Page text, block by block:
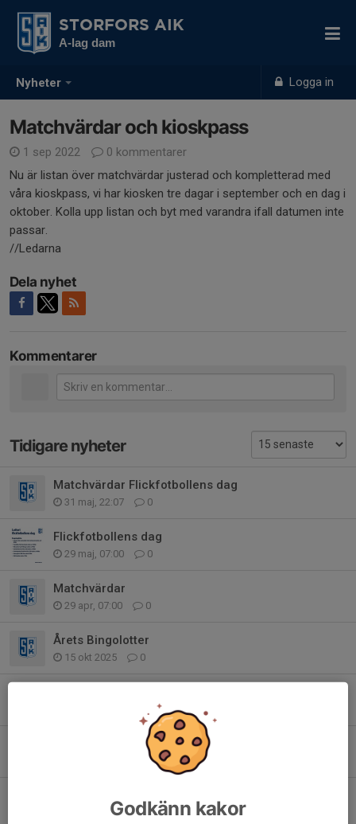
Nyheter Logga in
STORFORS AIK
A-lag dam
Matchvärdar och kioskpass
1 sep 2022
0 kommentarer
Nu är listan över matchvärdar justerad och kompletterad med
våra kioskpass, vi har kiosken tre dagar i september och en dag i
oktober. Kolla upp listan och byt med varandra ifall datumen inte
passar.
//Ledarna
Dela nyhet
Kommentarer
Tidigare nyheter
Matchvärdar Flickfotbollens dag
31 maj, 22:07 0
Flickfotbollens dag
29 maj, 07:00 0
Matchvärdar
29 apr, 07:00 0
Årets Bingolotter
15 okt 2025 0
Hemmamatch måndag 25/8
14 aug 2025 0
Godkänn kakor